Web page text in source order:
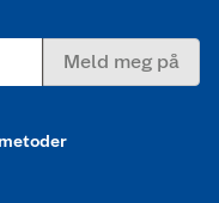
Meld meg på